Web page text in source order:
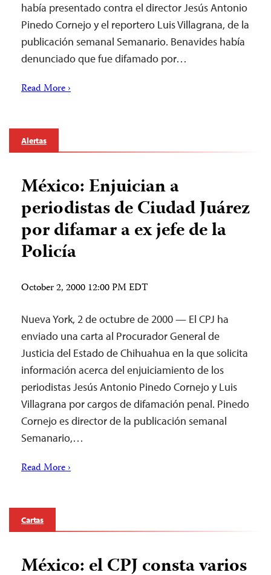
había presentado contra el director Jesús Antonio
Pinedo Cornejo y el reportero Luis Villagrana, de la
publicación semanal Semanario. Benavides había
denunciado que fue difamado por…
Read More ›
Alertas
México: Enjuician a
periodistas de Ciudad Juárez
por difamar a ex jefe de la
Policía
October 2, 2000 12:00 PM EDT
Nueva York, 2 de octubre de 2000 — El CPJ ha
enviado una carta al Procurador General de
Justicia del Estado de Chihuahua en la que solicita
información acerca del enjuiciamiento de los
periodistas Jesús Antonio Pinedo Cornejo y Luis
Villagrana por cargos de difamación penal. Pinedo
Cornejo es director de la publicación semanal
Semanario,…
Read More ›
Cartas
México: el CPJ consta varios